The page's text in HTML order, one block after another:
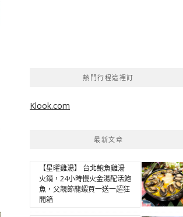
熱門行程這裡訂
Klook.com
最新文章
【星曜雞湯】 台北鮑魚雞湯
火鍋，24小時慢火金湯配活鮑
魚，父親節龍蝦買一送一超狂
開箱